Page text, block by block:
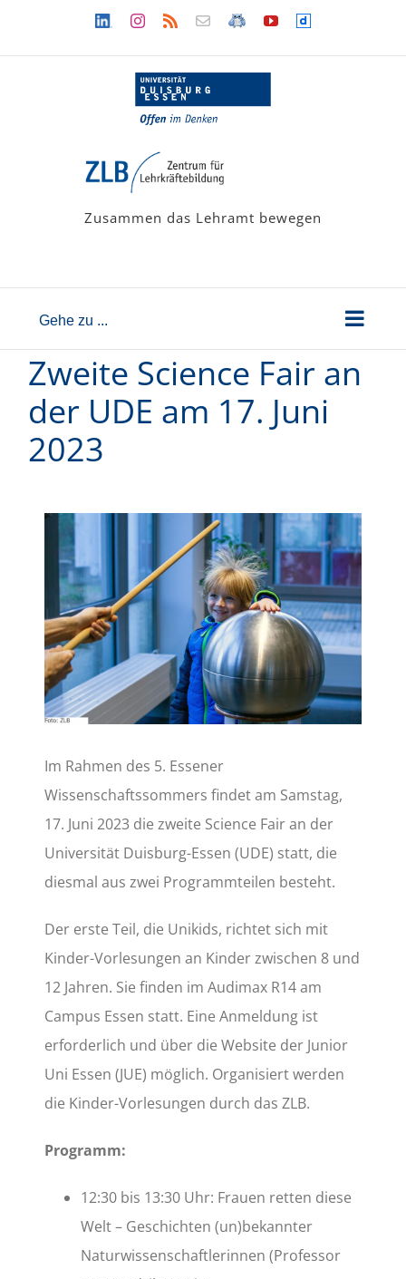
LinkedinInstagram
Rss Newsletter
LehramtsWiki
YouTubeDailymotion
Zusammen das Lehramt bewegen
Gehe zu ...
Zweite Science Fair an
der UDE am 17. Juni
2023
Zeige
grösseres
Bild
Im Rahmen des 5. Essener
Wissenschaftssommers findet am Samstag,
17. Juni 2023 die zweite Science Fair an der
Universität Duisburg-Essen (UDE) statt, die
diesmal aus zwei Programmteilen besteht.
Der erste Teil, die Unikids, richtet sich mit
Kinder-Vorlesungen an Kinder zwischen 8 und
12 Jahren. Sie finden im Audimax R14 am
Campus Essen statt. Eine Anmeldung ist
erforderlich und über die Website der Junior
Uni Essen (JUE) möglich. Organisiert werden
die Kinder-Vorlesungen durch das ZLB.
Programm:
12:30 bis 13:30 Uhr: Frauen retten diese
Welt – Geschichten (un)bekannter
Naturwissenschaftlerinnen (Professor